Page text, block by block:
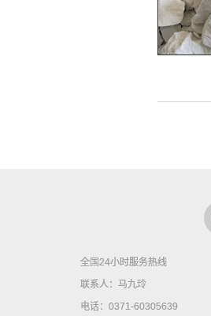
全国24小时服务热线
联系人：马九玲
电话：0371-60305639